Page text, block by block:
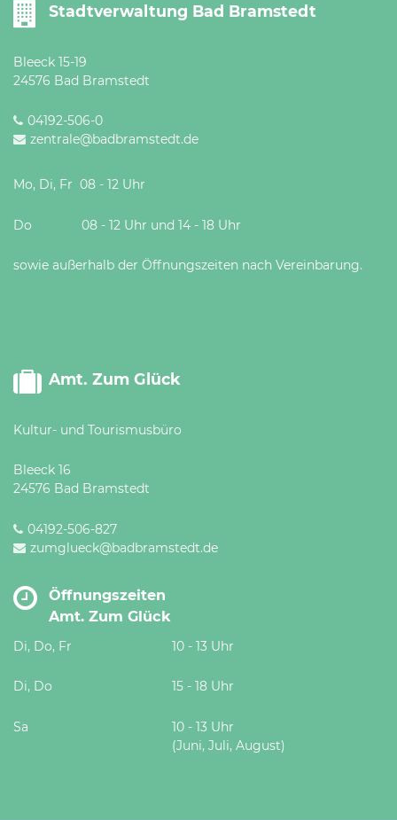
Stadtverwaltung Bad Bramstedt
Bleeck 15-19
24576 Bad Bramstedt
04192-506-0
zentrale@badbramstedt.de
Mo, Di, Fr 08 - 12 Uhr
Do 08 - 12 Uhr und 14 - 18 Uhr
sowie außerhalb der Öffnungszeiten nach Vereinbarung.
Amt. Zum Glück
Kultur- und Tourismusbüro
Bleeck 16
24576 Bad Bramstedt
04192-506-827
zumglueck@badbramstedt.de
Öffnungszeiten
Amt. Zum Glück
Di, Do, Fr 10 - 13 Uhr
Di, Do 15 - 18 Uhr
Sa
10 - 13 Uhr
(Juni, Juli, August)